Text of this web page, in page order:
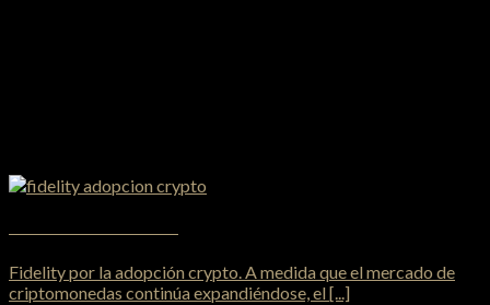
Fidelity por la adopción crypto. A medida que el mercado de
criptomonedas continúa expandiéndose, el [...]